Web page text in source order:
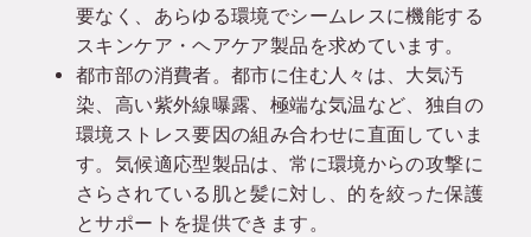
要なく、あらゆる環境でシームレスに機能する
スキンケア・ヘアケア製品を求めています。
都市部の消費者。都市に住む人々は、大気汚
染、高い紫外線曝露、極端な気温など、独自の
環境ストレス要因の組み合わせに直面していま
す。気候適応型製品は、常に環境からの攻撃に
さらされている肌と髪に対し、的を絞った保護
とサポートを提供できます。